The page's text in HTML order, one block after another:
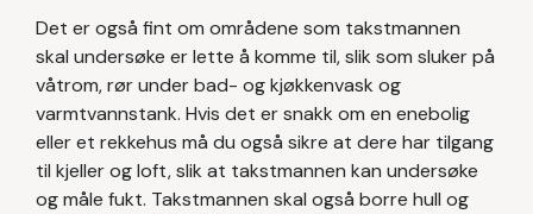
Det er også fint om områdene som takstmannen
skal undersøke er lette å komme til, slik som sluker på
våtrom, rør under bad- og kjøkkenvask og
varmtvannstank. Hvis det er snakk om en enebolig
eller et rekkehus må du også sikre at dere har tilgang
til kjeller og loft, slik at takstmannen kan undersøke
og måle fukt. Takstmannen skal også borre hull og